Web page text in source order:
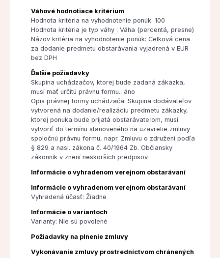
Váhové hodnotiace kritérium
Hodnota kritéria na vyhodnotenie ponúk: 100
Hodnota kritéria je typ váhy : Váha (percentá, presne)
Názov kritéria na vyhodnotenie ponúk: Celková cena
za dodanie predmetu obstarávania vyjadrená v EUR
bez DPH
Ďalšie požiadavky
Skupina uchádzačov, ktorej bude zadaná zákazka,
musí mať určitú právnu formu.: áno
Opis právnej formy uchádzača: Skupina dodávateľov
vytvorená na dodanie/realizáciu predmetu zákazky,
ktorej ponuka bude prijatá obstarávateľom, musí
vytvoriť do termínu stanoveného na uzavretie zmluvy
spoločnú právnu formu, napr. Zmluvu o združení podľa
§ 829 a nasl. zákona č. 40/1964 Zb. Občiansky
zákonník v znení neskorších predpisov.
Informácie o vyhradenom verejnom obstarávaní
Informácie o vyhradenom verejnom obstarávaní
Vyhradená účasť: Žiadne
Informácie o variantoch
Varianty: Nie sú povolené
Požiadavky na plnenie zmluvy
Vykonávanie zmluvy prostredníctvom chránených